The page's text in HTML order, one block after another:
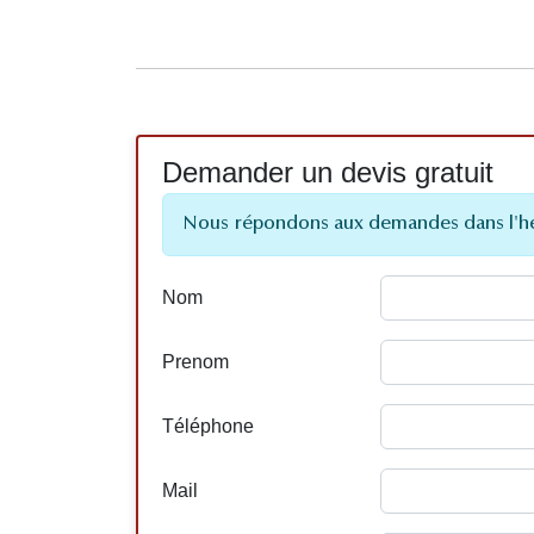
Demander un devis gratuit
Nous répondons aux demandes dans
Nom
Prenom
Téléphone
Mail